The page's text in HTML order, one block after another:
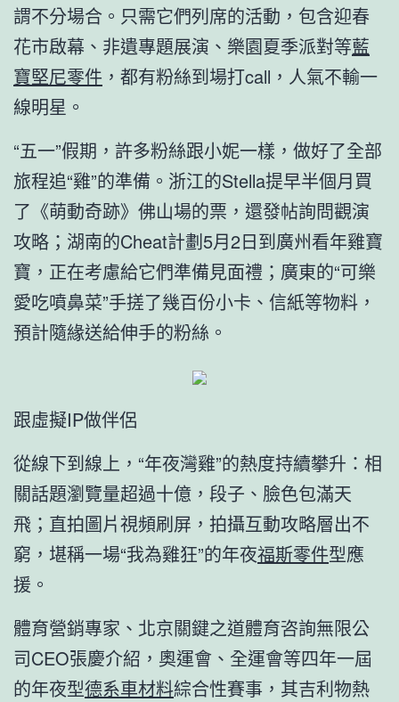
謂不分場合。只需它們列席的活動，包含迎春
花市啟幕、非遺專題展演、樂園夏季派對等藍
寶堅尼零件 ，都有粉絲到場打call，人氣不輸一
線明星。
“五一”假期，許多粉絲跟小妮一樣，做好了全部
旅程追“雞”的準備。浙江的Stella提早半個月買
了《萌動奇跡》佛山場的票，還發帖詢問觀演
攻略；湖南的Cheat計劃5月2日到廣州看年雞寶
寶，正在考慮給它們準備見面禮；廣東的“可樂
愛吃噴鼻菜”手搓了幾百份小卡、信紙等物料，
預計隨緣送給伸手的粉絲。
跟虛擬IP做伴侶
從線下到線上，“年夜灣雞”的熱度持續攀升：相
關話題瀏覽量超過十億，段子、臉色包滿天
飛；直拍圖片視頻刷屏，拍攝互動攻略層出不
窮，堪稱一場“我為雞狂”的年夜福斯零件型應
援。
體育營銷專家、北京關鍵之道體育咨詢無限公
司CEO張慶介紹，奧運會、全運會等四年一屆
的年夜型德系車材料綜合性賽事，其吉利物熱